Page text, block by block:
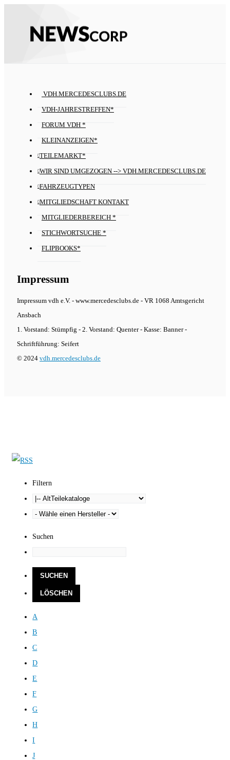
VDH.MERCEDESCLUBS.DE
VDH-JAHRESTREFFEN*
FORUM VDH *
KLEINANZEIGEN*
TEILEMARKT*
WIR SIND UMGEZOGEN --> VDH.MERCEDESCLUBS.DE
FAHRZEUGTYPEN
MITGLIEDSCHAFT KONTAKT
MITGLIEDERBEREICH *
STICHWORTSUCHE *
FLIPBOOKS*
Impressum
Impressum vdh e.V. - www.mercedesclubs.de - VR 1068 Amtsgericht
Ansbach
1. Vorstand: Stümpfig - 2. Vorstand: Quenter - Kasse: Banner -
Schriftführung: Seifert
© 2024 vdh.mercedesclubs.de
Filtern
Suchen
A
B
C
D
E
F
G
H
I
J